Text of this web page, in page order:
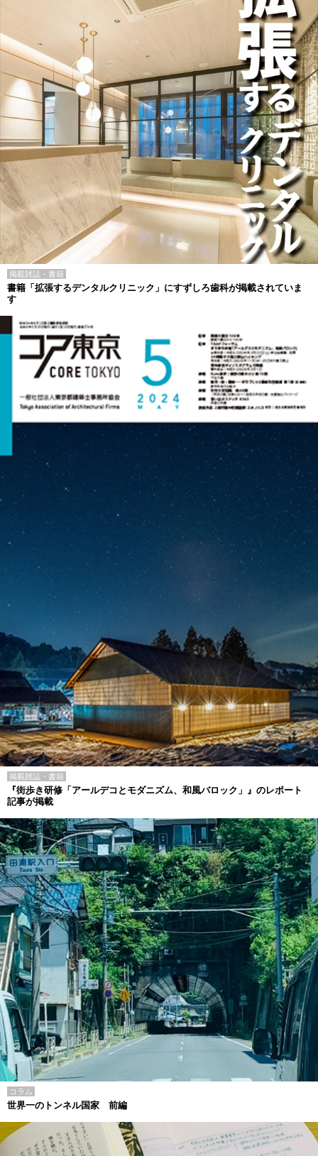
掲載雑誌・書籍
書籍「拡張するデンタルクリニック」にすずしろ歯科が掲載されていま
す
掲載雑誌・書籍
『街歩き研修「アールデコとモダニズム、和風バロック」』のレポート
記事が掲載
コラム
世界一のトンネル国家 前編